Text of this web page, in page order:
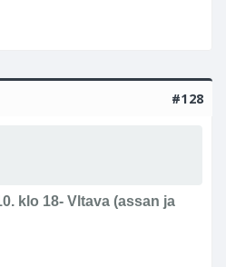
#128
klo 18- Vltava (assan ja